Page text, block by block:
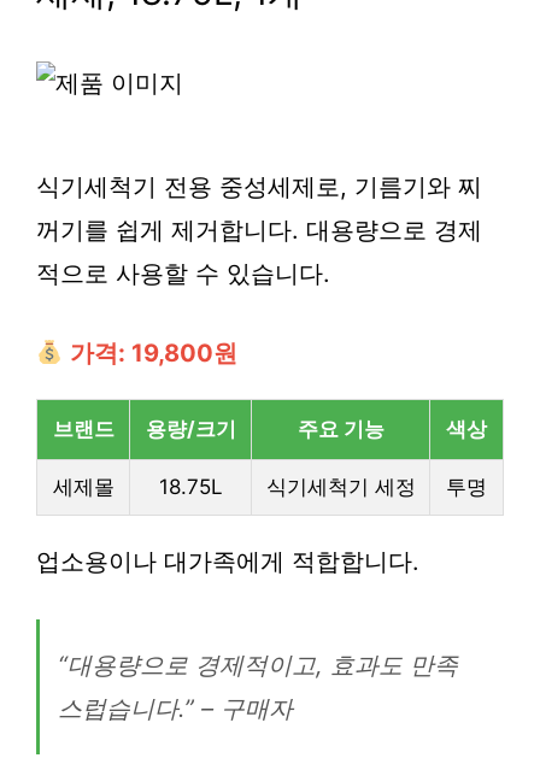
식기세척기 전용 중성세제로, 기름기와 찌
꺼기를 쉽게 제거합니다. 대용량으로 경제
적으로 사용할 수 있습니다.
가격: 19,800원
브랜드 용량/크기 주요 기능 색상
세제몰 18.75L 식기세척기 세정 투명
업소용이나 대가족에게 적합합니다.
“대용량으로 경제적이고, 효과도 만족
스럽습니다.” – 구매자